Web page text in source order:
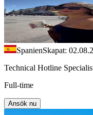
SpanienSkapat:
Technical Hotline
Full-time
Ansök nu